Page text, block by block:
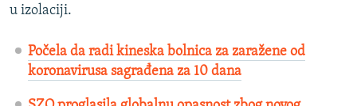
u izolaciji.
Počela da radi kineska bolnica za zaražene od
koronavirusa sagrađena za 10 dana